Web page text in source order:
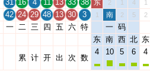
31 16 4 11 13 33 38 东 2 1 4 1
42 24 29 48 13 30 3 1 南 2 5 2
一 二 三 四 五 六 特 一 码
东 南 西 北 东
累 计 开 出 次 数
4 10 5 6 4